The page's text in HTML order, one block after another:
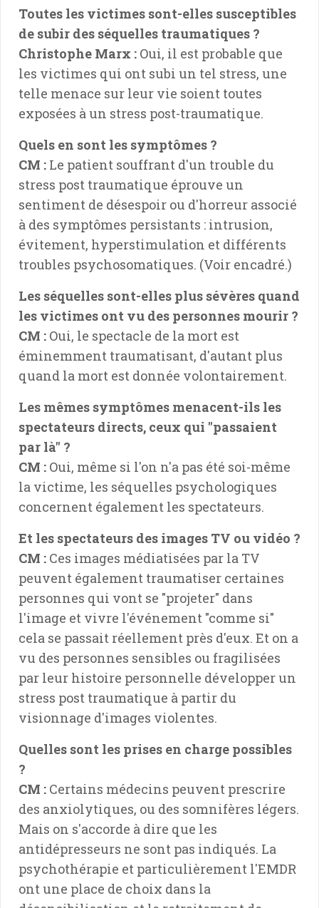
Toutes les victimes sont-elles susceptibles
de subir des séquelles traumatiques ?
Christophe Marx : Oui, il est probable que
les victimes qui ont subi un tel stress, une
telle menace sur leur vie soient toutes
exposées à un stress post-traumatique.
Quels en sont les symptômes ?
CM : Le patient souffrant d'un trouble du
stress post traumatique éprouve un
sentiment de désespoir ou d'horreur associé
à des symptômes persistants : intrusion,
évitement, hyperstimulation et différents
troubles psychosomatiques. (Voir encadré.)
Les séquelles sont-elles plus sévères quand
les victimes ont vu des personnes mourir ?
CM : Oui, le spectacle de la mort est
éminemment traumatisant, d'autant plus
quand la mort est donnée volontairement.
Les mêmes symptômes menacent-ils les
spectateurs directs, ceux qui "passaient
par là" ?
CM : Oui, même si l'on n'a pas été soi-même
la victime, les séquelles psychologiques
concernent également les spectateurs.
Et les spectateurs des images TV ou vidéo ?
CM : Ces images médiatisées par la TV
peuvent également traumatiser certaines
personnes qui vont se "projeter" dans
l'image et vivre l'événement "comme si"
cela se passait réellement près d'eux. Et on a
vu des personnes sensibles ou fragilisées
par leur histoire personnelle développer un
stress post traumatique à partir du
visionnage d'images violentes.
Quelles sont les prises en charge possibles
?
CM : Certains médecins peuvent prescrire
des anxiolytiques, ou des somnifères légers.
Mais on s'accorde à dire que les
antidépresseurs ne sont pas indiqués. La
psychothérapie et particulièrement l'EMDR
ont une place de choix dans la